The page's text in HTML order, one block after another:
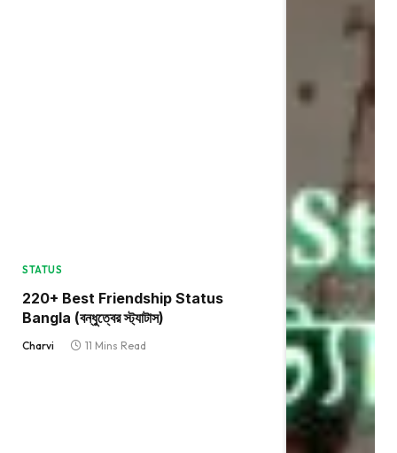
STATUS
220+ Best Friendship Status
Bangla (বন্ধুত্বের স্ট্যাটাস)
Charvi 11 Mins Read